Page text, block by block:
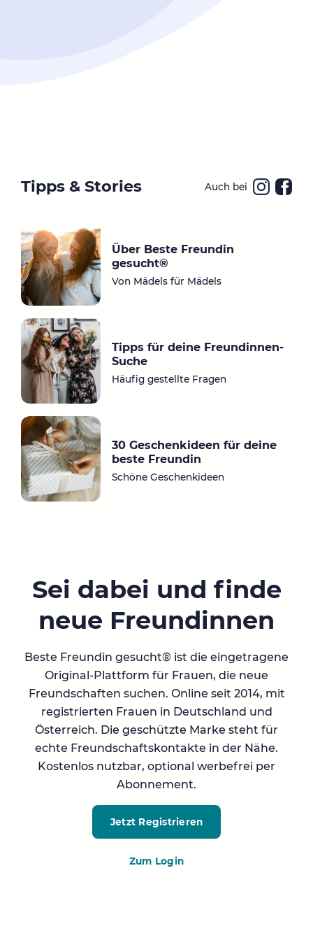
Tipps & Stories Auch bei
Über Beste Freundin
gesucht®
Von Mädels für Mädels
Tipps für deine Freundinnen-
Suche
Häufig gestellte Fragen
30 Geschenkideen für deine
beste Freundin
Schöne Geschenkideen
Sei dabei und finde
neue Freundinnen
Beste Freundin gesucht® ist die eingetragene
Original-Plattform für Frauen, die neue
Freundschaften suchen. Online seit 2014, mit
registrierten Frauen in Deutschland und
Österreich. Die geschützte Marke steht für
echte Freundschaftskontakte in der Nähe.
Kostenlos nutzbar, optional werbefrei per
Abonnement.
Jetzt Registrieren
Zum Login